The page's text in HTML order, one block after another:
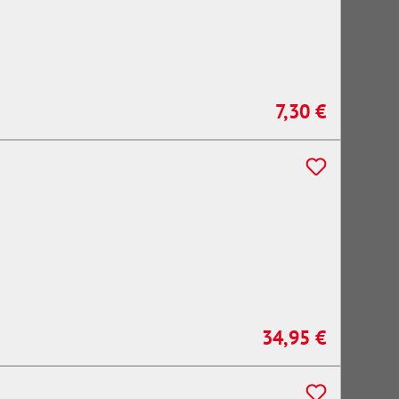
Regulärer Preis:
7,30 €
Regulärer Preis:
34,95 €